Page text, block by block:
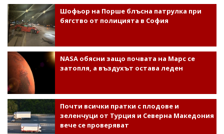
Шофьор на Порше блъсна патрулка при
бягство от полицията в София
NASA обясни защо почвата на Марс се
затопля, а въздухът остава леден
Почти всички пратки с плодове и
зеленчуци от Турция и Северна Македония
вече се проверяват